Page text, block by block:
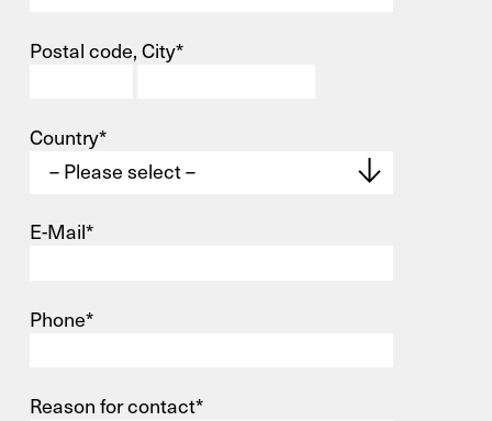
Postal code, City*
Country*
E-Mail*
Phone*
Reason for contact*